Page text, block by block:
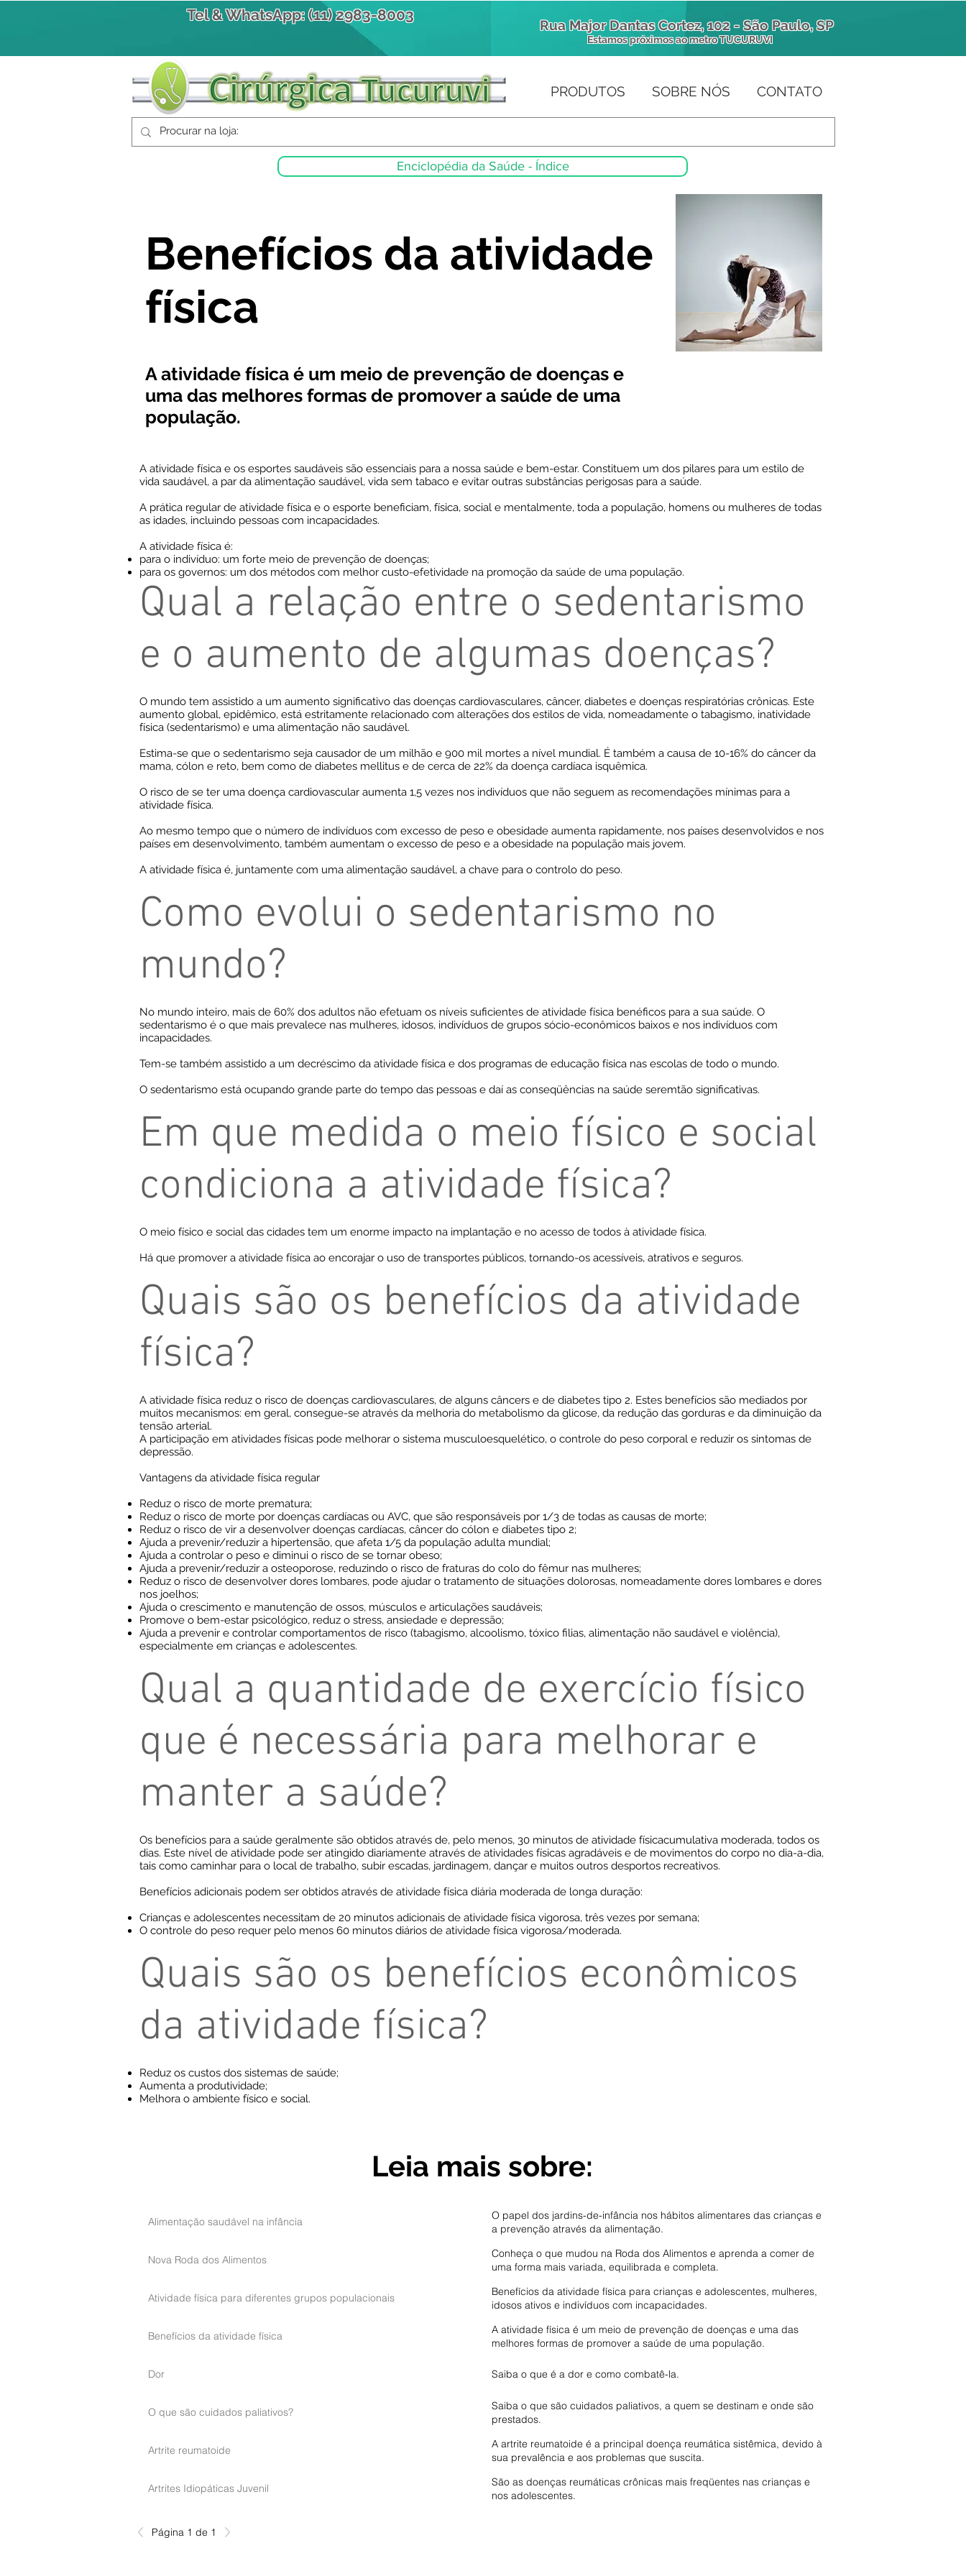
Tel & WhatsApp: (11) 2983-8003
Rua Major Dantas Cortez, 102 - São Paulo, SP
Estamos próximosao metro TUCURUVI
PRODUTOS SOBRE NÓS CONTATO
Enciclopédia da Saúde - Índice
Benefícios da atividade
física
A atividade física é um meio de prevenção de doenças e
uma das melhores formas de promover a saúde de uma
população.
A atividade física e os esportes saudáveis são essenciais para a nossa saúde e bem-estar. Constituem um dos pilares para um estilo de
vida saudável, a par da alimentação saudável, vida sem tabaco e evitar outras substâncias perigosas para a saúde.
A prática regular de atividade física e o esporte beneficiam, física, social e mentalmente, toda a população, homens ou mulheres de todas
as idades, incluindo pessoas com incapacidades.
A atividade física é:
para o indivíduo: um forte meio de prevenção de doenças;
para os governos: um dos métodos com melhor custo-efetividade na promoção da saúde de uma população.
Qual a relação entre o sedentarismo
e o aumento de algumas doenças?
O mundo tem assistido a um aumento significativo das doenças cardiovasculares, câncer, diabetes e doenças respiratórias crônicas. Este
aumento global, epidêmico, está estritamente relacionado com alterações dos estilos de vida, nomeadamente o tabagismo, inatividade
física (sedentarismo) e uma alimentação não saudável.
Estima-se que o sedentarismo seja causador de um milhão e 900 mil mortes a nível mundial. É também a causa de 10-16% do câncer da
mama, cólon e reto, bem como de diabetes mellitus e de cerca de 22% da doença cardíaca isquêmica.
O risco de se ter uma doença cardiovascular aumenta 1,5 vezes nos indivíduos que não seguem as recomendações mínimas para a
atividade física.
Ao mesmo tempo que o número de indivíduos com excesso de peso e obesidade aumenta rapidamente, nos países desenvolvidos e nos
países em desenvolvimento, também aumentam o excesso de peso e a obesidade na população mais jovem.
A atividade física é, juntamente com uma alimentação saudável, a chave para o controlo do peso.
Como evolui o sedentarismo no
mundo?
No mundo inteiro, mais de 60% dos adultos não efetuam os níveis suficientes de atividade física benéficos para a sua saúde. O
sedentarismo é o que mais prevalece nas mulheres, idosos, indivíduos de grupos sócio-econômicos baixos e nos indivíduos com
incapacidades.
Tem-se também assistido a um decréscimo da atividade física e dos programas de educação física nas escolas de todo o mundo.
O sedentarismo está ocupando grande parte do tempo das pessoas e daí as conseqüências na saúde seremtão significativas.
Em que medida o meio físico e social
condiciona a atividade física?
O meio físico e social das cidades tem um enorme impacto na implantação e no acesso de todos à atividade física.
Há que promover a atividade física ao encorajar o uso de transportes públicos, tornando-os acessíveis, atrativos e seguros.
Quais são os benefícios da atividade
física?
A atividade física reduz o risco de doenças cardiovasculares, de alguns câncers e de diabetes tipo 2. Estes benefícios são mediados por
muitos mecanismos: em geral, consegue-se através da melhoria do metabolismo da glicose, da redução das gorduras e da diminuição da
tensão arterial.
A participação em atividades físicas pode melhorar o sistema musculoesquelético, o controle do peso corporal e reduzir os sintomas de
depressão.
Vantagens da atividade física regular
Reduz o risco de morte prematura;
Reduz o risco de morte por doenças cardíacas ou AVC, que são responsáveis por 1/3 de todas as causas de morte;
Reduz o risco de vir a desenvolver doenças cardíacas, câncer do cólon e diabetes tipo 2;
Ajuda a prevenir/reduzir a hipertensão, que afeta 1/5 da população adulta mundial;
Ajuda a controlar o peso e diminui o risco de se tornar obeso;
Ajuda a prevenir/reduzir a osteoporose, reduzindo o risco de fraturas do colo do fêmur nas mulheres;
Reduz o risco de desenvolver dores lombares, pode ajudar o tratamento de situações dolorosas, nomeadamente dores lombares e dores
nos joelhos;
Ajuda o crescimento e manutenção de ossos, músculos e articulações saudáveis;
Promove o bem-estar psicológico, reduz o stress, ansiedade e depressão;
Ajuda a prevenir e controlar comportamentos de risco (tabagismo, alcoolismo, tóxico filias, alimentação não saudável e violência),
especialmente em crianças e adolescentes.
Qual a quantidade de exercício físico
que é necessária para melhorar e
manter a saúde?
Os benefícios para a saúde geralmente são obtidos através de, pelo menos, 30 minutos de atividade físicacumulativa moderada, todos os
dias. Este nível de atividade pode ser atingido diariamente através de atividades físicas agradáveis e de movimentos do corpo no dia-a-dia,
tais como caminhar para o local de trabalho, subir escadas, jardinagem, dançar e muitos outros desportos recreativos.
Benefícios adicionais podem ser obtidos através de atividade física diária moderada de longa duração:
Crianças e adolescentes necessitam de 20 minutos adicionais de atividade física vigorosa, três vezes por semana;
O controle do peso requer pelo menos 60 minutos diários de atividade física vigorosa/moderada.
Quais são os benefícios econômicos
da atividade física?
Reduz os custos dos sistemas de saúde;
Aumenta a produtividade;
Melhora o ambiente físico e social.
Leia mais sobre:
Alimentação saudável na infância
O papel dos jardins-de-infância nos hábitos alimentares das crianças e
a prevenção através da alimentação.
Nova Roda dos Alimentos
Conheça o que mudou na Roda dos Alimentos e aprenda a comer de
uma forma mais variada, equilibrada e completa.
Atividade física para diferentes grupos populacionais
Benefícios da atividade física para crianças e adolescentes, mulheres,
idosos ativos e indivíduos com incapacidades.
Benefícios da atividade física
A atividade física é um meio de prevenção de doenças e uma das
melhores formas de promover a saúde de uma população.
Dor Saiba o que é a dor e como combatê-la.
O que são cuidados paliativos?
Saiba o que são cuidados paliativos, a quem se destinam e onde são
prestados.
Artrite reumatoide
A artrite reumatoide é a principal doença reumática sistêmica, devido à
sua prevalência e aos problemas que suscita.
Artrites Idiopáticas Juvenil
São as doenças reumáticas crônicas mais freqüentes nas crianças e
nos adolescentes.
Página 1 de 1